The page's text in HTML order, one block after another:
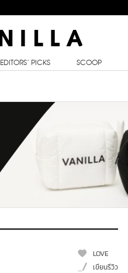
EDITORS’ PICKS SCOOP
LOVE
เขียนรีวิว